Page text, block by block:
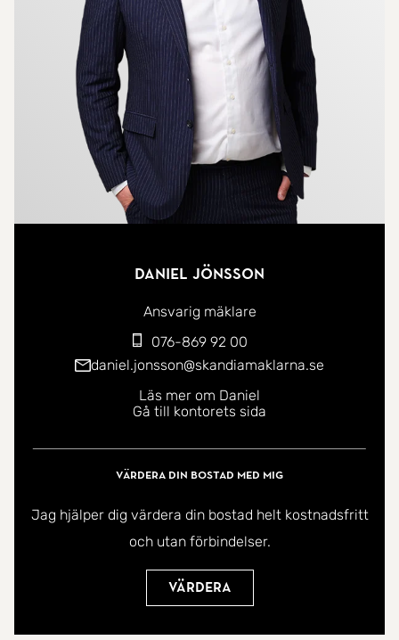
belåningsgrad om endast 867 kr/kvm och
bostadens nettoskuldsättning uppgår till
fantastiska 12.412 kr.
Nyrenoverad hiss finns samt kö till garage och p-
Närhet till allt man kan önska sig såsom citypuls,
livsmedelsbutiker, goda kommunikationer, service,
Daniel Jönsson
Ansvarig mäklare
076-869 92 00
daniel.jonsson@skandiamaklarna.se
Läs mer om Daniel
Gå till kontorets sida
Värdera din bostad med mig
Jag hjälper dig värdera din bostad helt kostnadsfritt
och utan förbindelser.
Värdera